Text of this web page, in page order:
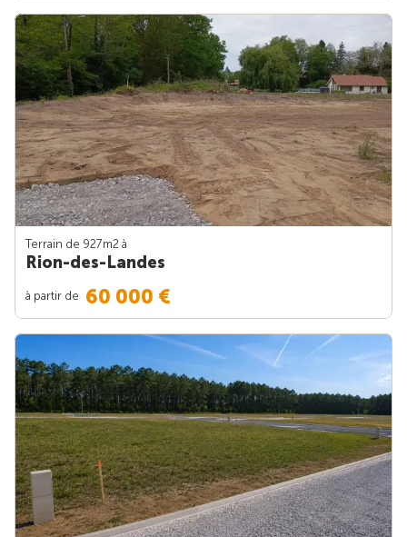
Terrain de 927m2 à
Rion-des-Landes
à partir de 60 000 €